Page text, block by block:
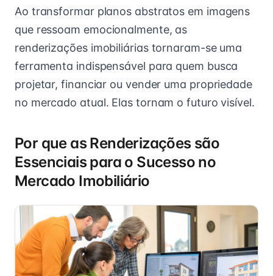
Ao transformar planos abstratos em imagens
que ressoam emocionalmente, as
renderizações imobiliárias tornaram-se uma
ferramenta indispensável para quem busca
projetar, financiar ou vender uma propriedade
no mercado atual. Elas tornam o futuro visível.
Por que as Renderizações são
Essenciais para o Sucesso no
Mercado Imobiliário